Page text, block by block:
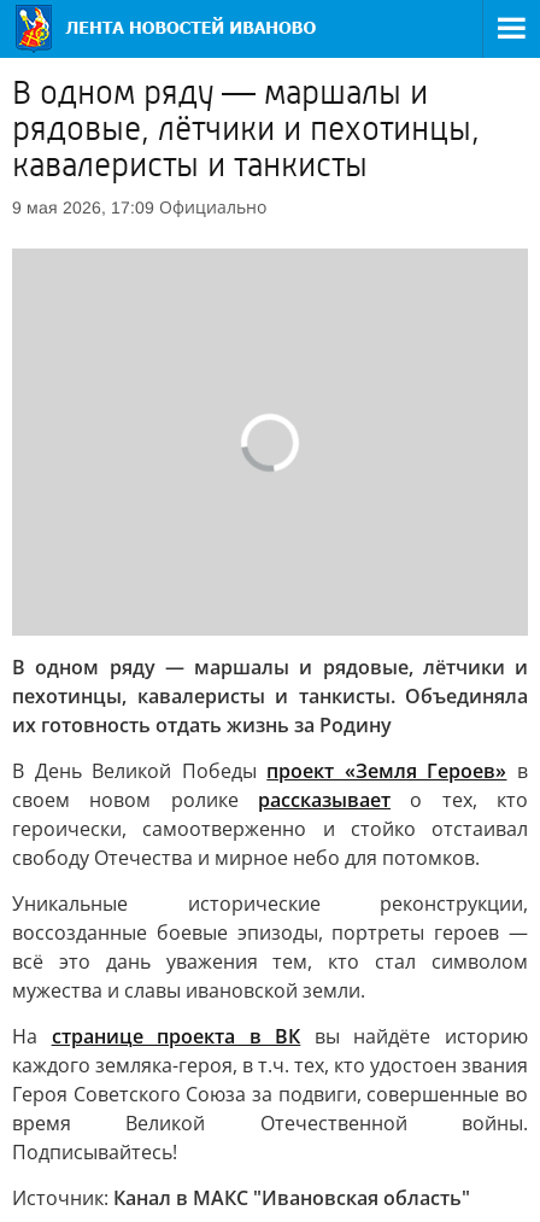
В одном ряду — маршалы и
рядовые, лётчики и пехотинцы,
кавалеристы и танкисты
9 мая 2026, 17:09 Официально
В одном ряду — маршалы и рядовые, лётчики и
пехотинцы, кавалеристы и танкисты. Объединяла
их готовность отдать жизнь за Родину
В День Великой Победы проект «Земля Героев» в
своем новом ролике рассказывает о тех, кто
героически, самоотверженно и стойко отстаивал
свободу Отечества и мирное небо для потомков.
Уникальные исторические реконструкции,
воссозданные боевые эпизоды, портреты героев —
всё это дань уважения тем, кто стал символом
мужества и славы ивановской земли.
На странице проекта в ВК вы найдёте историю
каждого земляка-героя, в т.ч. тех, кто удостоен звания
Героя Советского Союза за подвиги, совершенные во
время Великой Отечественной войны.
Подписывайтесь!
Источник: Канал в МАКС "Ивановская область"